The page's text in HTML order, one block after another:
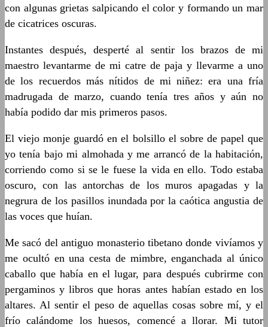
con algunas grietas salpicando el color y formando un mar
de cicatrices oscuras.
Instantes después, desperté al sentir los brazos de mi
maestro levantarme de mi catre de paja y llevarme a uno
de los recuerdos más nítidos de mi niñez: era una fría
madrugada de marzo, cuando tenía tres años y aún no
había podido dar mis primeros pasos.
El viejo monje guardó en el bolsillo el sobre de papel que
yo tenía bajo mi almohada y me arrancó de la habitación,
corriendo como si se le fuese la vida en ello. Todo estaba
oscuro, con las antorchas de los muros apagadas y la
negrura de los pasillos inundada por la caótica angustia de
las voces que huían.
Me sacó del antiguo monasterio tibetano donde vivíamos y
me ocultó en una cesta de mimbre, enganchada al único
caballo que había en el lugar, para después cubrirme con
pergaminos y libros que horas antes habían estado en los
altares. Al sentir el peso de aquellas cosas sobre mí, y el
frío calándome los huesos, comencé a llorar. Mi tutor